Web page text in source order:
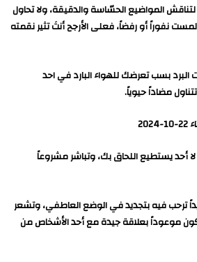
لتناقش المواضيع الحسّاسة والدقيقة، ولا تحاول
نفوراً أو رفضاً، فعلى الأرجح أنتَ تثير نقمته
بسب تعرضك للهواء البارد في احد
مضاداً حيوياً.
أحد يستطيع اللحاق بك، وتباشر مشروعاً
ترحب فيه بتجديد في الوضع العاطفي، وتشعر
موعوداً بعلاقة جيدة مع أحد الأشخاص من